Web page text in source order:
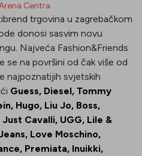
Centra
trgovina u zagrebačkom
donosi sasvim novu
Najveća Fashion&Friends
na površini od čak više od
najpoznatijih svjetskih
Guess, Diesel, Tommy
Hugo, Liu Jo, Boss,
Cavalli, UGG, Lile &
Love Moschino,
Premiata, Inuikki,